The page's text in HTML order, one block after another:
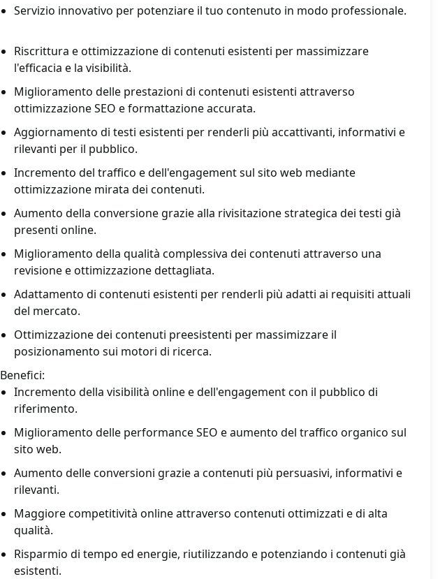
Servizio innovativo per potenziare il tuo contenuto in modo professionale.
Riscrittura e ottimizzazione di contenuti esistenti per massimizzare
l'efficacia e la visibilità.
Miglioramento delle prestazioni di contenuti esistenti attraverso
ottimizzazione SEO e formattazione accurata.
Aggiornamento di testi esistenti per renderli più accattivanti, informativi e
rilevanti per il pubblico.
Incremento del traffico e dell'engagement sul sito web mediante
ottimizzazione mirata dei contenuti.
Aumento della conversione grazie alla rivisitazione strategica dei testi già
presenti online.
Miglioramento della qualità complessiva dei contenuti attraverso una
revisione e ottimizzazione dettagliata.
Adattamento di contenuti esistenti per renderli più adatti ai requisiti attuali
del mercato.
Ottimizzazione dei contenuti preesistenti per massimizzare il
posizionamento sui motori di ricerca.
Benefici:
Incremento della visibilità online e dell'engagement con il pubblico di
riferimento.
Miglioramento delle performance SEO e aumento del traffico organico sul
sito web.
Aumento delle conversioni grazie a contenuti più persuasivi, informativi e
rilevanti.
Maggiore competitività online attraverso contenuti ottimizzati e di alta
qualità.
Risparmio di tempo ed energie, riutilizzando e potenziando i contenuti già
esistenti.